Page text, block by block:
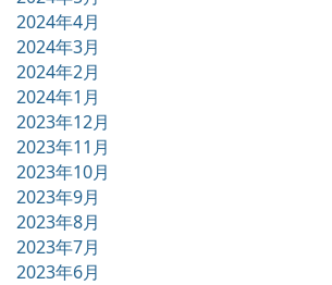
2024年4月
2024年3月
2024年2月
2024年1月
2023年12月
2023年11月
2023年10月
2023年9月
2023年8月
2023年7月
2023年6月